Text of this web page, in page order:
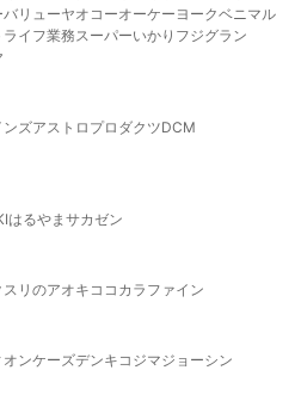
リューヤオコーオーケー ヨークベニマル
ライフ業務スーパーいかり フジグラン
ンズアストロプロダクツDCM
はるやま サカゼン
スリのアオキココカラファイン
オンケーズデンキ コジマジョーシン